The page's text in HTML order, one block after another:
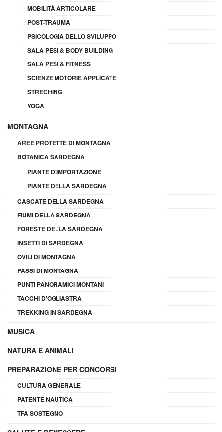
MOBILITÀ ARTICOLARE
POST-TRAUMA
PSICOLOGIA DELLO SVILUPPO
SALA PESI & BODY BUILDING
SALA PESI & FITNESS
SCIENZE MOTORIE APPLICATE
STRECHING
YOGA
MONTAGNA
AREE PROTETTE DI MONTAGNA
BOTANICA SARDEGNA
PIANTE D'IMPORTAZIONE
PIANTE DELLA SARDEGNA
CASCATE DELLA SARDEGNA
FIUMI DELLA SARDEGNA
FORESTE DELLA SARDEGNA
INSETTI DI SARDEGNA
OVILI DI MONTAGNA
PASSI DI MONTAGNA
PUNTI PANORAMICI MONTANI
TACCHI D'OGLIASTRA
TREKKING IN SARDEGNA
MUSICA
NATURA E ANIMALI
PREPARAZIONE PER CONCORSI
CULTURA GENERALE
PATENTE NAUTICA
TFA SOSTEGNO